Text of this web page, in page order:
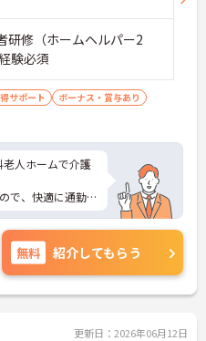
修（ホームヘルパー2
験必須
サポート
ボーナス・賞与あり
人ホームで介護
で、快適に通勤
がらスキルアッ
えしますので、
無料 紹介してもらう
更新日：2026年06月12日